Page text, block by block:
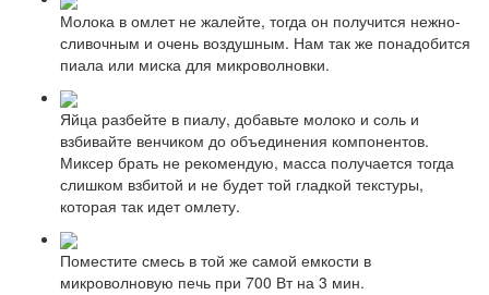
Молока в омлет не жалейте, тогда он получится нежно-
сливочным и очень воздушным. Нам так же понадобится
пиала или миска для микроволновки.
Яйца разбейте в пиалу, добавьте молоко и соль и
взбивайте венчиком до объединения компонентов.
Миксер брать не рекомендую, масса получается тогда
слишком взбитой и не будет той гладкой текстуры,
которая так идет омлету.
Поместите смесь в той же самой емкости в
микроволновую печь при 700 Вт на 3 мин.